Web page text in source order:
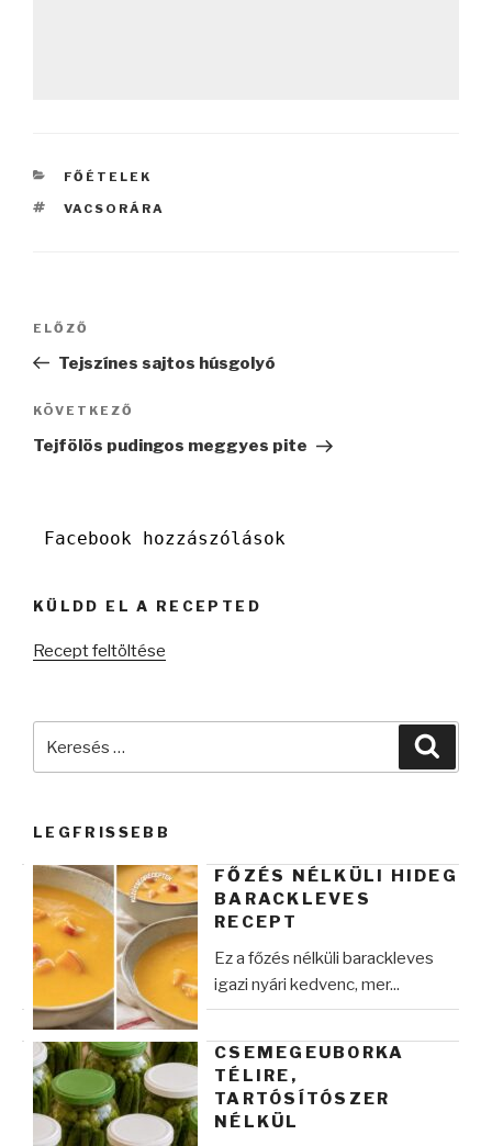
KATEGÓRIÁK
FŐÉTELEK
CÍMKÉK
VACSORÁRA
Bejegyzés
Korábbi
bejegyzés
ELŐZŐ
Tejszínes sajtos húsgolyó
Következő
bejegyzés
KÖVETKEZŐ
Tejfölös pudingos meggyes pite
Facebook hozzászólások
KÜLDD EL A RECEPTED
Recept feltöltése
LEGFRISSEBB
FŐZÉS NÉLKÜLI HIDEG
BARACKLEVES
RECEPT
Ez a főzés nélküli barackleves
igazi nyári kedvenc, mer...
CSEMEGEUBORKA
TÉLIRE,
TARTÓSÍTÓSZER
NÉLKÜL